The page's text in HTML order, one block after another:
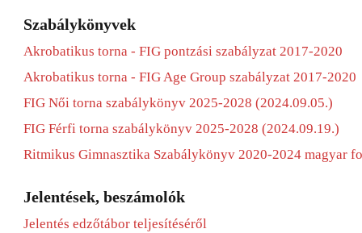
Szabálykönyvek
Akrobatikus torna - FIG pontzási szabályzat 2017-2020
Akrobatikus torna - FIG Age Group szabályzat 2017-2020
FIG Női torna szabálykönyv 2025-2028 (2024.09.05.)
FIG Férfi torna szabálykönyv 2025-2028 (2024.09.19.)
Ritmikus Gimnasztika Szabálykönyv 2020-2024 magyar
Jelentések, beszámolók
Jelentés edzőtábor teljesítéséről